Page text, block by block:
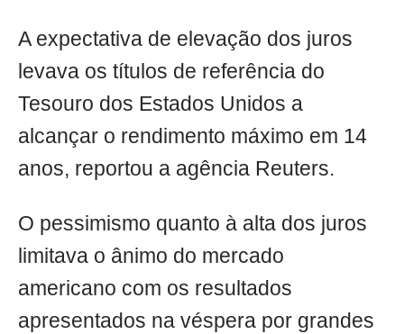
A expectativa de elevação dos juros
levava os títulos de referência do
Tesouro dos Estados Unidos a
alcançar o rendimento máximo em 14
anos, reportou a agência Reuters.
O pessimismo quanto à alta dos juros
limitava o ânimo do mercado
americano com os resultados
apresentados na véspera por grandes